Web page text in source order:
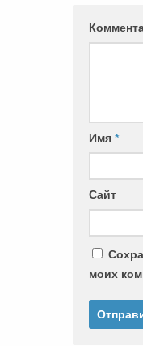
Имя *
Сайт
моих